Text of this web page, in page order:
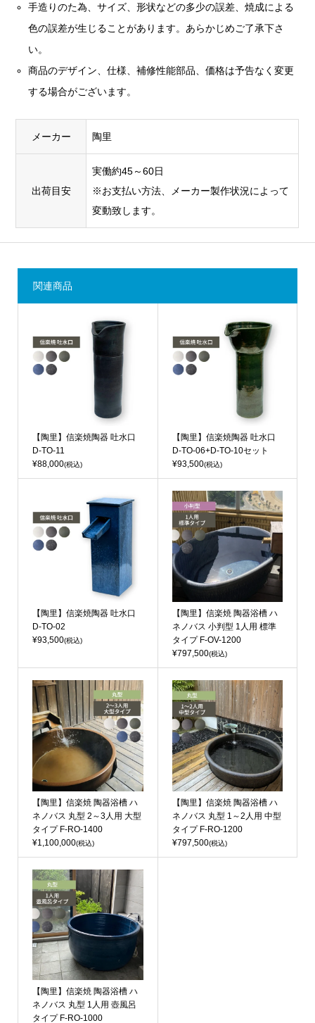
手造りのた為、サイズ、形状などの多少の誤差、焼成による
色の誤差が生じることがあります。あらかじめご了承下さ
い。
商品のデザイン、仕様、補修性能部品、価格は予告なく変更
する場合がございます。
メーカー 陶里
出荷目安
実働約45～60日
※お支払い方法、メーカー製作状況によって
変動致します。
関連商品
【陶里】信楽焼陶器 吐水口
D-TO-11
¥88,000(税込)
【陶里】信楽焼陶器 吐水口
D-TO-06+D-TO-10セット
¥93,500(税込)
【陶里】信楽焼陶器 吐水口
D-TO-02
¥93,500(税込)
【陶里】信楽焼 陶器浴槽 ハ
ネノバス 小判型 1人用 標準
タイプ F-OV-1200
¥797,500(税込)
【陶里】信楽焼 陶器浴槽 ハ
ネノバス 丸型 2～3人用 大型
タイプ F-RO-1400
¥1,100,000(税込)
【陶里】信楽焼 陶器浴槽 ハ
ネノバス 丸型 1～2人用 中型
タイプ F-RO-1200
¥797,500(税込)
【陶里】信楽焼 陶器浴槽 ハ
ネノバス 丸型 1人用 壺風呂
タイプ F-RO-1000